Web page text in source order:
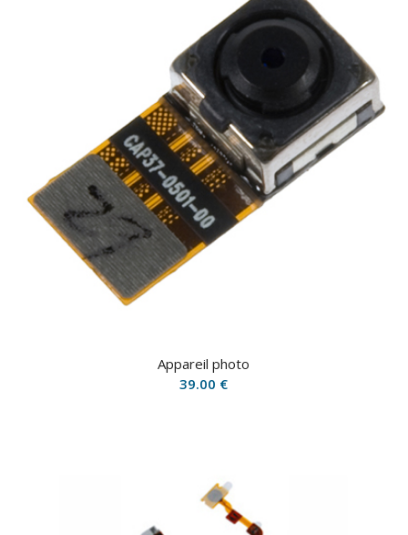
Appareil photo
39.00 €